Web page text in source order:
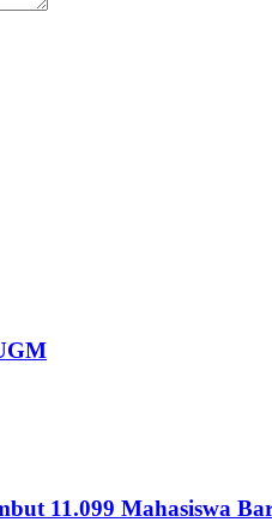
11.099 Mahasiswa